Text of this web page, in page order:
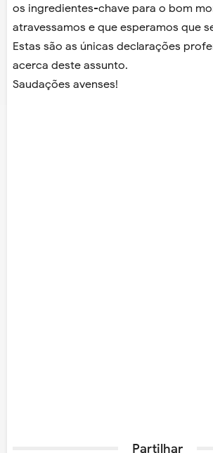
os ingredientes-chave para o bom
atravessamos e que esperamos que
Estas são as únicas declarações
acerca deste assunto.
Saudações avenses!
Partilhar